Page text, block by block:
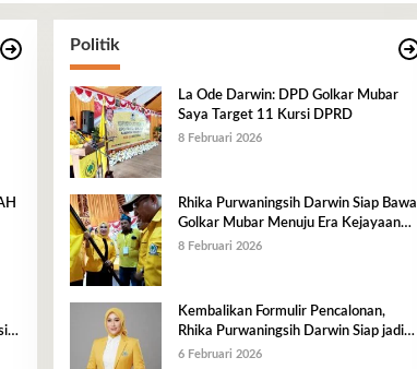
Politik
La Ode Darwin: DPD Golkar Mubar
Saya Target 11 Kursi DPRD
8 Februari 2026
Rhika Purwaningsih Darwin Siap Bawa
Golkar Mubar Menuju Era Kejayaan
Baru
8 Februari 2026
Kembalikan Formulir Pencalonan,
Rhika Purwaningsih Darwin Siap jadi
Ketua DPD II Golkar Mubar
6 Februari 2026